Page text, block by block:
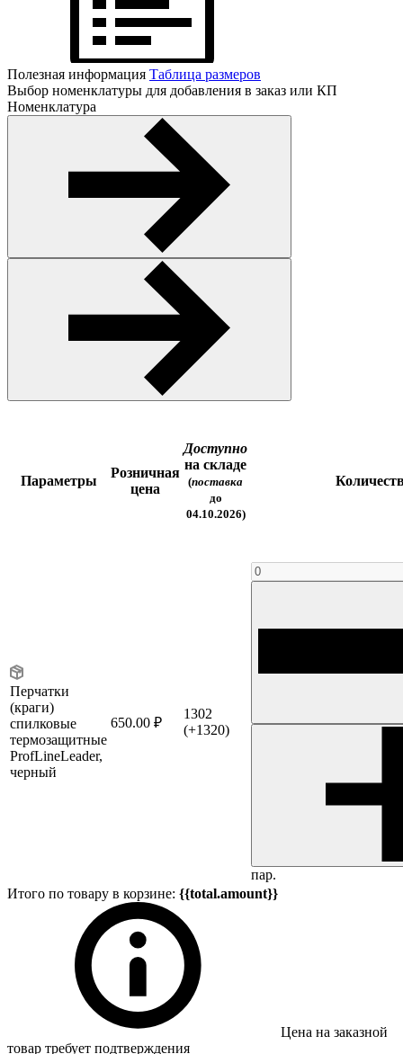
Полезная информация Таблица размеров
Выбор номенклатуры для добавления в заказ или КП
Номенклатура
Параметры
Розничная
цена
Доступно
на складе
(поставка
до
04.10.2026)
Перчатки
(краги)
спилковые
термозащитные
ProfLineLeader,
черный
650.00 ₽
1302
(+1320)
пар.
Итого по товару в корзине: {{total.amount}}
Цена на заказной
товар требует подтверждения